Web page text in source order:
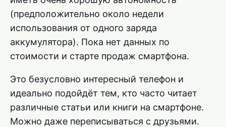
(предположительно около недели
использования от одного заряда
аккумулятора). Пока нет данных по
стоимости и старте продаж смартфона.
Это безусловно интересный телефон и
идеально подойдёт тем, кто часто читает
различные статьи или книги на смартфоне.
Можно даже переписываться с друзьями.